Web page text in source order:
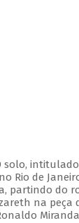
Rio de
partindo do
na